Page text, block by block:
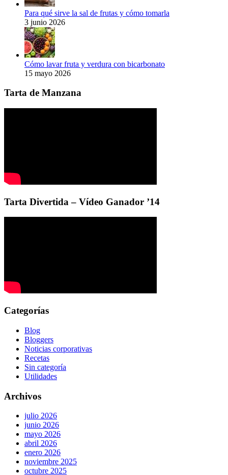
Para qué sirve la sal de frutas y cómo tomarla
3 junio 2026
Cómo lavar fruta y verdura con bicarbonato
15 mayo 2026
Tarta de Manzana
Tarta Divertida – Vídeo Ganador ’14
Categorías
Blog
Bloggers
Noticias corporativas
Recetas
Sin categoría
Utilidades
Archivos
julio 2026
junio 2026
mayo 2026
abril 2026
enero 2026
noviembre 2025
octubre 2025